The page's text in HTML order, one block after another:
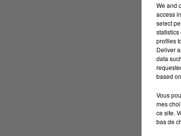
We and
access
select
profiles
Deliver
data
based
Vous
mes
ce site.
bas de